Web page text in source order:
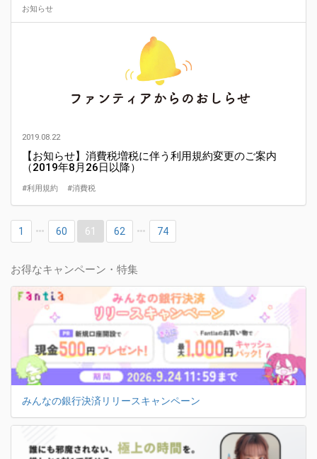
お知らせ
2019.08.22
【お知らせ】消費税増税に伴う利用規約変更のご案内
（2019年8月26日以降）
#利用規約 #消費税
1 60 61 62 74
お得なキャンペーン・特集
みんなの銀行決済リリースキャンペーン